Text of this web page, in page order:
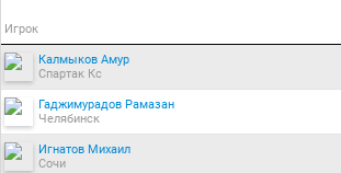
Игрок
Калмыков Амур
Спартак Кс
Гаджимурадов Рамазан
Челябинск
Игнатов Михаил
Сочи